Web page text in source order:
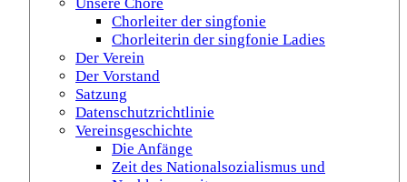
Chorleiter der singfonie
Chorleiterin der singfonie Ladies
Der Verein
Der Vorstand
Satzung
Datenschutzrichtlinie
Vereinsgeschichte
Die Anfänge
Zeit des Nationalsozialismus und